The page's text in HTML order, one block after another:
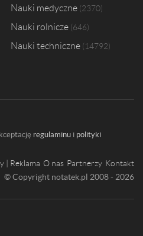
Nauki medyczne 2370
Nauki rolnicze 646
Nauki techniczne 14792
regulaminu i polityki
| Reklama O nas Partnerzy Kontakt
© Copyright notatek.pl 2008 - 2026